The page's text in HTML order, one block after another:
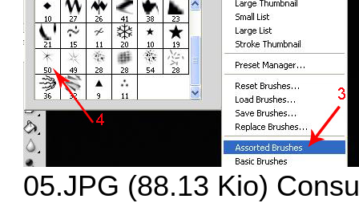
05.JPG (88.13 Kio)